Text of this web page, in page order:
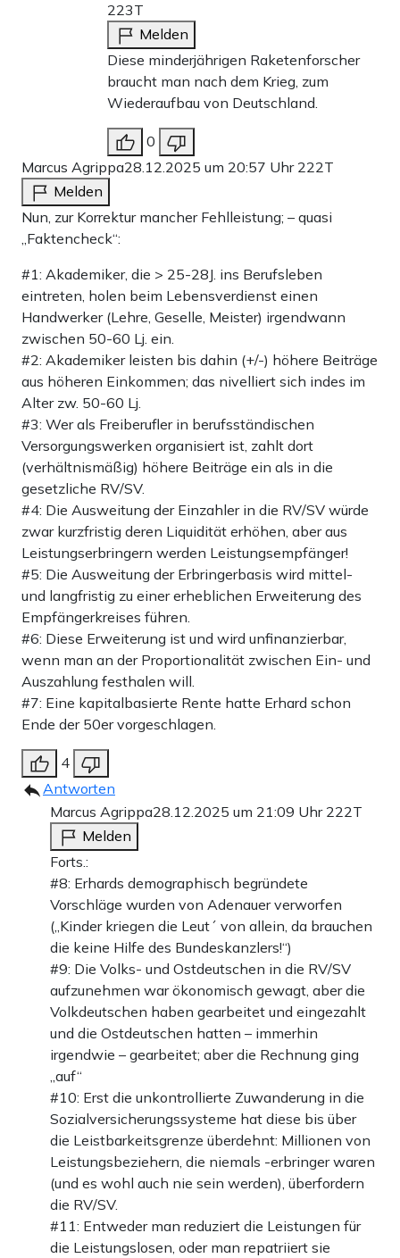
223T
Melden
Diese minderjährigen Raketenforscher
braucht man nach dem Krieg, zum
Wiederaufbau von Deutschland.
0
Marcus Agrippa28.12.2025 um 20:57 Uhr 222T
Melden
Nun, zur Korrektur mancher Fehlleistung; – quasi
„Faktencheck“:
#1: Akademiker, die > 25-28J. ins Berufsleben
eintreten, holen beim Lebensverdienst einen
Handwerker (Lehre, Geselle, Meister) irgendwann
zwischen 50-60 Lj. ein.
#2: Akademiker leisten bis dahin (+/-) höhere Beiträge
aus höheren Einkommen; das nivelliert sich indes im
Alter zw. 50-60 Lj.
#3: Wer als Freiberufler in berufsständischen
Versorgungswerken organisiert ist, zahlt dort
(verhältnismäßig) höhere Beiträge ein als in die
gesetzliche RV/SV.
#4: Die Ausweitung der Einzahler in die RV/SV würde
zwar kurzfristig deren Liquidität erhöhen, aber aus
Leistungserbringern werden Leistungsempfänger!
#5: Die Ausweitung der Erbringerbasis wird mittel-
und langfristig zu einer erheblichen Erweiterung des
Empfängerkreises führen.
#6: Diese Erweiterung ist und wird unfinanzierbar,
wenn man an der Proportionalität zwischen Ein- und
Auszahlung festhalen will.
#7: Eine kapitalbasierte Rente hatte Erhard schon
Ende der 50er vorgeschlagen.
4
Antworten
Marcus Agrippa28.12.2025 um 21:09 Uhr 222T
Melden
Forts.:
#8: Erhards demographisch begründete
Vorschläge wurden von Adenauer verworfen
(„Kinder kriegen die Leut´ von allein, da brauchen
die keine Hilfe des Bundeskanzlers!“)
#9: Die Volks- und Ostdeutschen in die RV/SV
aufzunehmen war ökonomisch gewagt, aber die
Volkdeutschen haben gearbeitet und eingezahlt
und die Ostdeutschen hatten – immerhin
irgendwie – gearbeitet; aber die Rechnung ging
„auf“
#10: Erst die unkontrollierte Zuwanderung in die
Sozialversicherungssysteme hat diese bis über
die Leistbarkeitsgrenze überdehnt: Millionen von
Leistungsbeziehern, die niemals -erbringer waren
(und es wohl auch nie sein werden), überfordern
die RV/SV.
#11: Entweder man reduziert die Leistungen für
die Leistungslosen, oder man repatriiert sie